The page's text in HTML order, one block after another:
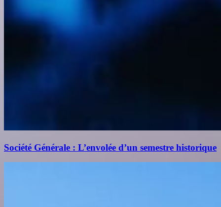
Société Générale : L’envolée d’un semestre historique